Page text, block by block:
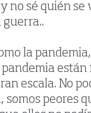
no sé quién se
guerra..
la
pandemia
escala. No
somos peores